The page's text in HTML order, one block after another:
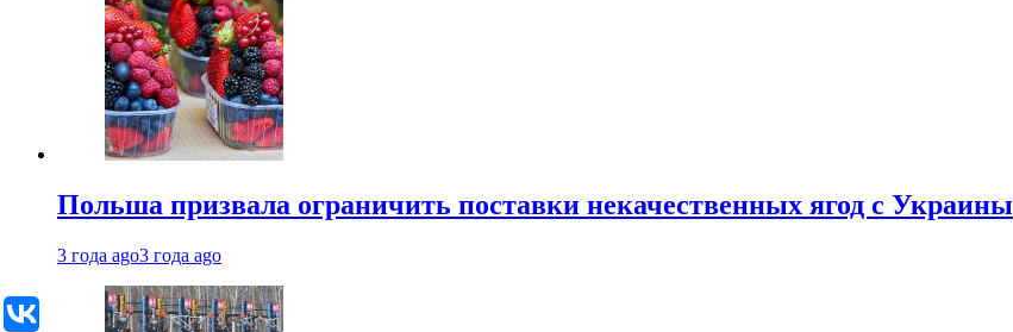
Польша призвала ограничить поставки некачественных ягод с Украины
3 года ago3 года ago